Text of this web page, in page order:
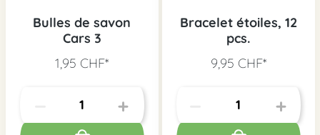
Bulles de savon
Cars 3
1,95 CHF*
Bracelet étoiles, 12
pcs.
9,95 CHF*